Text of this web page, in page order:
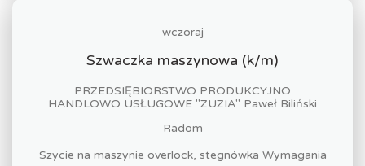
wczoraj
Szwaczka maszynowa (k/m)
PRZEDSIĘBIORSTWO PRODUKCYJNO
HANDLOWO USŁUGOWE "ZUZIA" Paweł Biliński
Radom
Szycie na maszynie overlock, stegnówka Wymagania